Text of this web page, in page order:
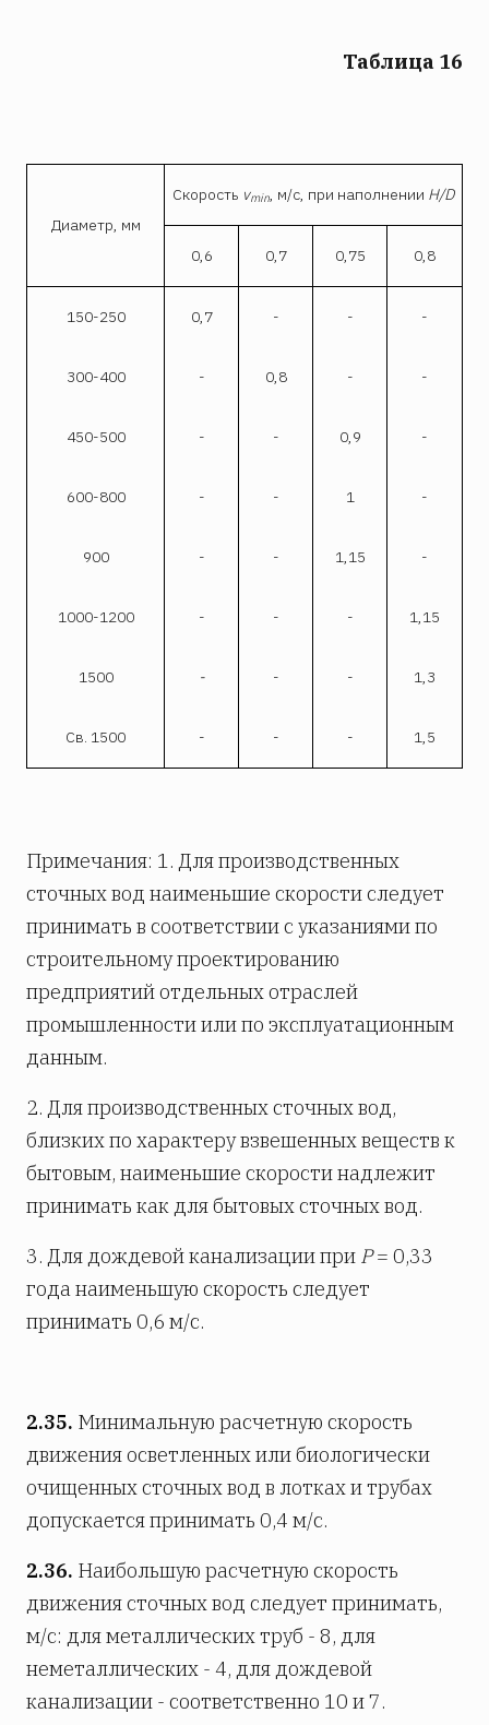
Таблица 16
Диаметр, мм
Скорость vmin , м/с, при наполнении H/D
0,6 0,7 0,75 0,8
150-250 0,7 - - -
300-400 - 0,8 - -
450-500 - - 0,9 -
600-800 - - 1 -
900 - - 1,15 -
1000-1200 - - - 1,15
1500 - - - 1,3
Св. 1500 - - - 1,5
Примечания: 1. Для производственных
сточных вод наименьшие скорости следует
принимать в соответствии с указаниями по
строительному проектированию
предприятий отдельных отраслей
промышленности или по эксплуатационным
данным.
2. Для производственных сточных вод,
близких по характеру взвешенных веществ к
бытовым, наименьшие скорости надлежит
принимать как для бытовых сточных вод.
3. Для дождевой канализации при Р= 0,33
года наименьшую скорость следует
принимать 0,6 м/с.
2.35. Минимальную расчетную скорость
движения осветленных или биологически
очищенных сточных вод в лотках и трубах
допускается принимать 0,4 м/с.
2.36. Наибольшую расчетную скорость
движения сточных вод следует принимать,
м/с: для металлических труб - 8, для
неметаллических - 4, для дождевой
канализации - соответственно 10 и 7.